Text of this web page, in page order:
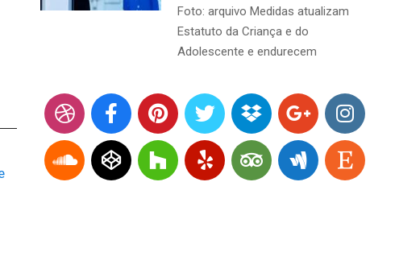
Foto: arquivo Medidas atualizam
Estatuto da Criança e do
Adolescente e endurecem